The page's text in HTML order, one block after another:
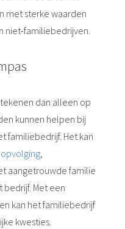
met sterke waarden
niet-familiebedrijven.
dan alleen op
kunnen helpen bij
familiebedrijf. Het kan
opvolging
aangetrouwde familie
Met een
kan het familiebedrijf
kwesties.